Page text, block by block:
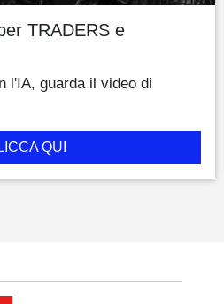
TRADERS e
l'IA, guarda il video di
QUI